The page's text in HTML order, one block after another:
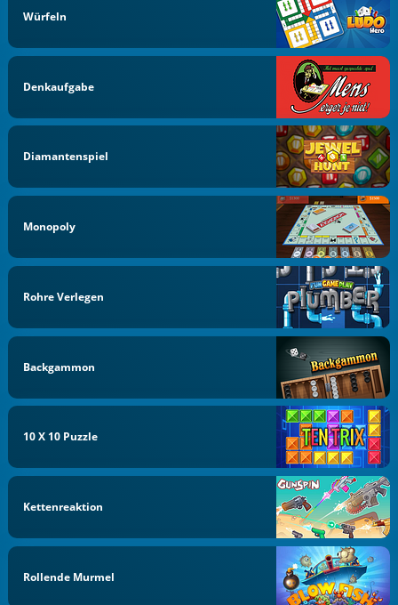
Würfeln
Denkaufgabe
Diamantenspiel
Monopoly
Rohre Verlegen
Backgammon
10 X 10 Puzzle
Kettenreaktion
Rollende Murmel